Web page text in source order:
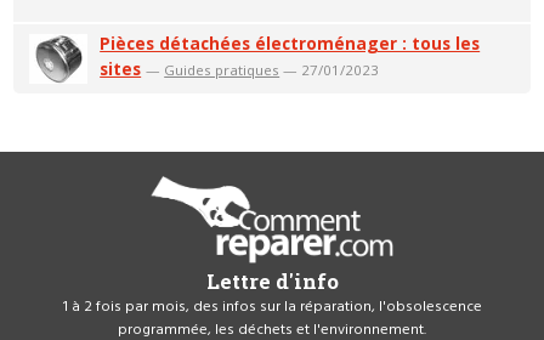
Pièces détachées électroménager : tous les
sites — Guides pratiques — 27/01/2023
Lettre d'info
1 à 2 fois par mois, des infos sur la réparation, l'obsolescence
programmée, les déchets et l'environnement.